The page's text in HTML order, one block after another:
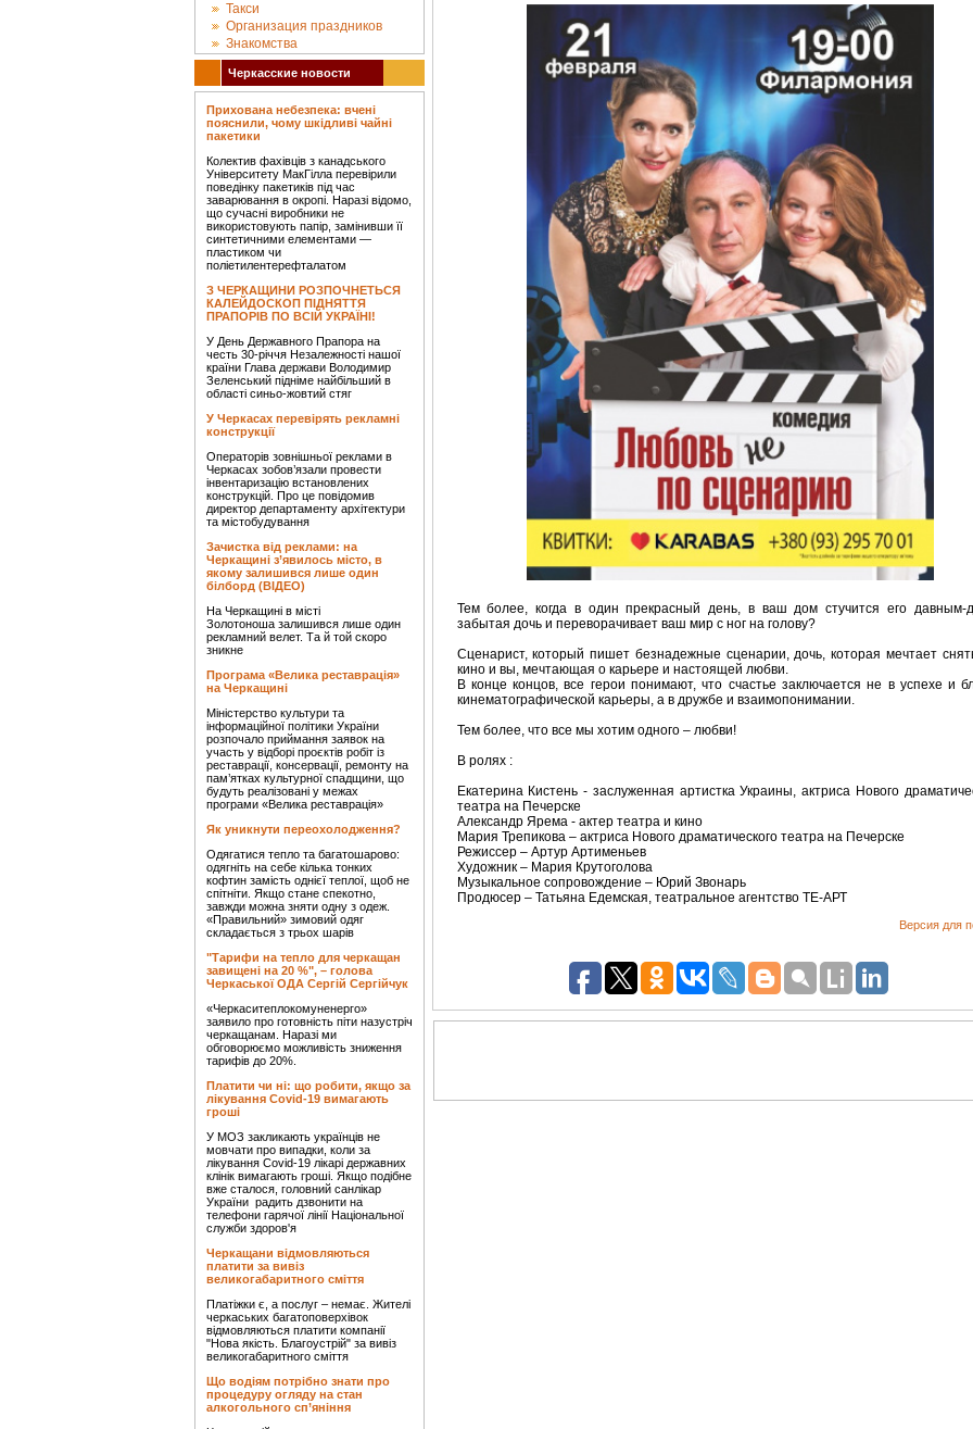
Такси
Организация праздников
Знакомства
Черкасские новости
Прихована небезпека: вчені
пояснили, чому шкідливі чайні
пакетики
Колектив фахівців з канадського
Університету МакГілла перевірили
поведінку пакетиків під час
заварювання в окропі. Наразі відомо,
що сучасні виробники не
використовують папір, замінивши її
синтетичними елементами —
пластиком чи
поліетилентерефталатом
З ЧЕРКАЩИНИ РОЗПОЧНЕТЬСЯ
КАЛЕЙДОСКОП ПІДНЯТТЯ
ПРАПОРІВ ПО ВСІЙ УКРАЇНІ!
У День Державного Прапора на
честь 30-річчя Незалежності нашої
країни Глава держави Володимир
Зеленський підніме найбільший в
області синьо-жовтий стяг
У Черкасах перевірять рекламні
конструкції
Операторів зовнішньої реклами в
Черкасах зобов’язали провести
інвентаризацію встановлених
конструкцій. Про це повідомив
директор департаменту архітектури
та містобудування
Зачистка від реклами: на
Черкащині з’явилось місто, в
якому залишився лише один
білборд (ВІДЕО)
На Черкащині в місті
Золотоноша залишився лише один
рекламний велет. Та й той скоро
зникне
Програма «Велика реставрація»
на Черкащині
Міністерство культури та
інформаційної політики України
розпочало приймання заявок на
участь у відборі проєктів робіт із
реставрації, консервації, ремонту на
пам’ятках культурної спадщини, що
будуть реалізовані у межах
програми «Велика реставрація»
Як уникнути переохолодження?
Одягатися тепло та багатошарово:
одягніть на себе кілька тонких
кофтин замість однієї теплої, щоб не
спітніти. Якщо стане спекотно,
завжди можна зняти одну з одеж.
«Правильний» зимовий одяг
складається з трьох шарів
"Тарифи на тепло для черкащан
завищені на 20 %", – голова
Черкаської ОДА Сергій Сергійчук
«Черкаситеплокомуненерго»
заявило про готовність піти назустріч
черкащанам. Наразі ми
обговорюємо можливість зниження
тарифів до 20%.
Платити чи ні: що робити, якщо за
лікування Covid-19 вимагають
гроші
У МОЗ закликають українців не
мовчати про випадки, коли за
лікування Covid-19 лікарі державних
клінік вимагають гроші. Якщо подібне
вже сталося, головний санлікар
України радить дзвонити на
телефони гарячої лінії Національної
служби здоров'я
Черкащани відмовляються
платити за вивіз
великогабаритного сміття
Платіжки є, а послуг – немає. Жителі
черкаських багатоповерхівок
відмовляються платити компанії
"Нова якість. Благоустрій" за вивіз
великогабаритного сміття
Що водіям потрібно знати про
процедуру огляду на стан
алкогольного сп’яніння
Тем более, когда в один прекрасный день, в ваш дом стучится его давным-
забытая дочь и переворачивает ваш мир с ног на голову?
Сценарист, который пишет безнадежные сценарии, дочь, которая мечтает
кино и вы, мечтающая о карьере и настоящей любви.
В конце концов, все герои понимают, что счастье заключается не в успехе и
кинематографической карьеры, а в дружбе и взаимопонимании.
Тем более, что все мы хотим одного – любви!
В ролях :
Екатерина Кистень - заслуженная артистка Украины, актриса Нового
театра на Печерске
Александр Ярема - актер театра и кино
Мария Трепикова – актриса Нового драматического театра на Печерске
Режиссер – Артур Артименьев
Художник – Мария Крутоголова
Музыкальное сопровождение – Юрий Звонарь
Продюсер – Татьяна Едемская, театральное агентство ТЕ-АРТ
Версия для